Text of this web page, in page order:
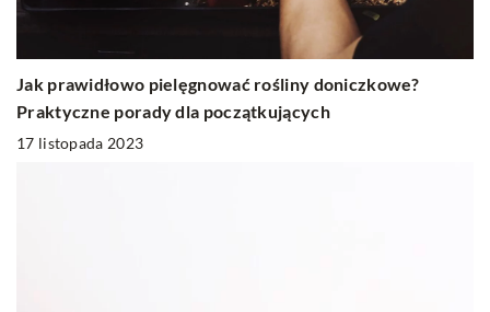
Jak prawidłowo pielęgnować rośliny doniczkowe?
Praktyczne porady dla początkujących
17 listopada 2023